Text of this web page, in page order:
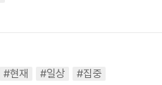
#현재 #일상
#집중